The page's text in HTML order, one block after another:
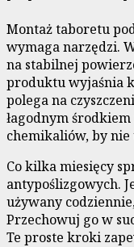
Montaż taboretu
wymaga narzędzi.
na stabilnej
produktu wyjaśnia
polega na
łagodnym
chemikaliów, by nie
Co kilka miesięcy
antypoślizgowych.
używany
Przechowuj go w
Te proste kroki